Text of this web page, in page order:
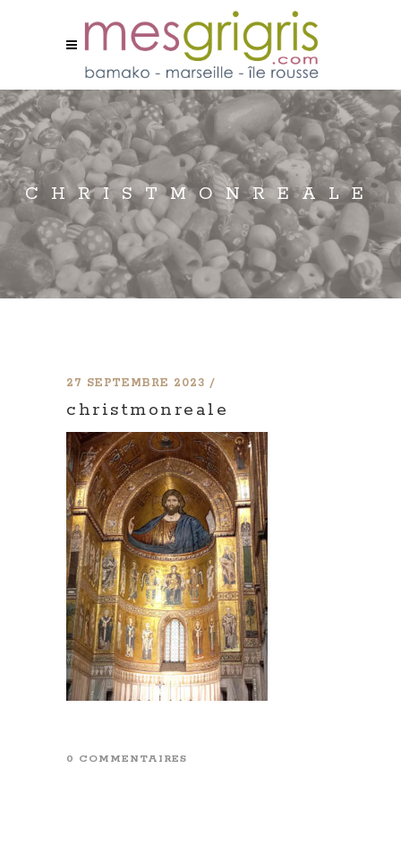
CHRISTMONREALE
27 SEPTEMBRE 2023
christmonreale
0 COMMENTAIRES